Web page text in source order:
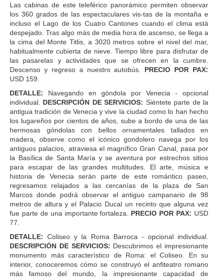
Las cabinas de este teleférico panorámico permiten observar
los 360 grados de las espectaculares vis-tas de la montaña e
incluso el Lago de los Cuatro Cantones cuando el clima está
despejado. Tras algo más de media hora de ascenso, se llega a
la cima del Monte Titlis, a 3020 metros sobre el nivel del mar,
habitualmente cubierta de nieve. Tiempo libre para disfrutar de
las pasarelas y actividades que se ofrecen en la cumbre.
Descenso y regreso a nuestro autobús. PRECIO POR PAX:
USD 159.
DETALLE: Navegando en góndola por Venecia - opcional
individual. DESCRIPCIÓN DE SERVICIOS: Siéntete parte de la
antigua tradición de Venecia y vive la ciudad como lo han hecho
los lugareños por cientos de años, sube a bordo de una de las
hermosas góndolas con bellos ornamentales tallados en
madera, observe como el icónico gondolero navega por los
antiguos palacios, atraviesa el magnífico Gran Canal, pasa por
la Basílica de Santa María y se aventura por estrechos sitios
para escapar de las grandes multitudes. El arte, música e
historia de Venecia serán parte de este romántico paseo,
regresamos relajados a las cercanías de la plaza de San
Marcos donde podrá observar el antiguo campanario de 98
metros de altura y el Palacio Ducal un recinto que alguna vez
fue parte de una importante fortaleza. PRECIO POR PAX: USD
77.
DETALLE: Coliseo y la Roma Barroca - opcional individual.
DESCRIPCIÓN DE SERVICIOS: Descubrimos el impresionante
monumento más característico de Roma: el Coliseo. En su
interior, conoceremos cómo se construyó el anfiteatro romano
más famoso del mundo, la impresionante capacidad de